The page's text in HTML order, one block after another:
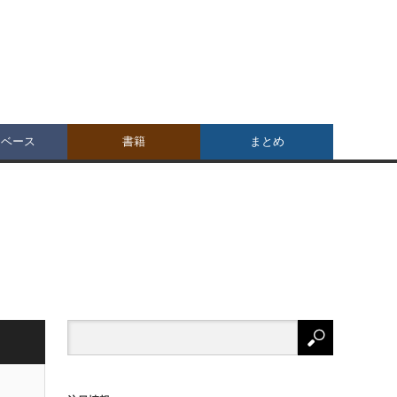
ース 書籍 まとめ